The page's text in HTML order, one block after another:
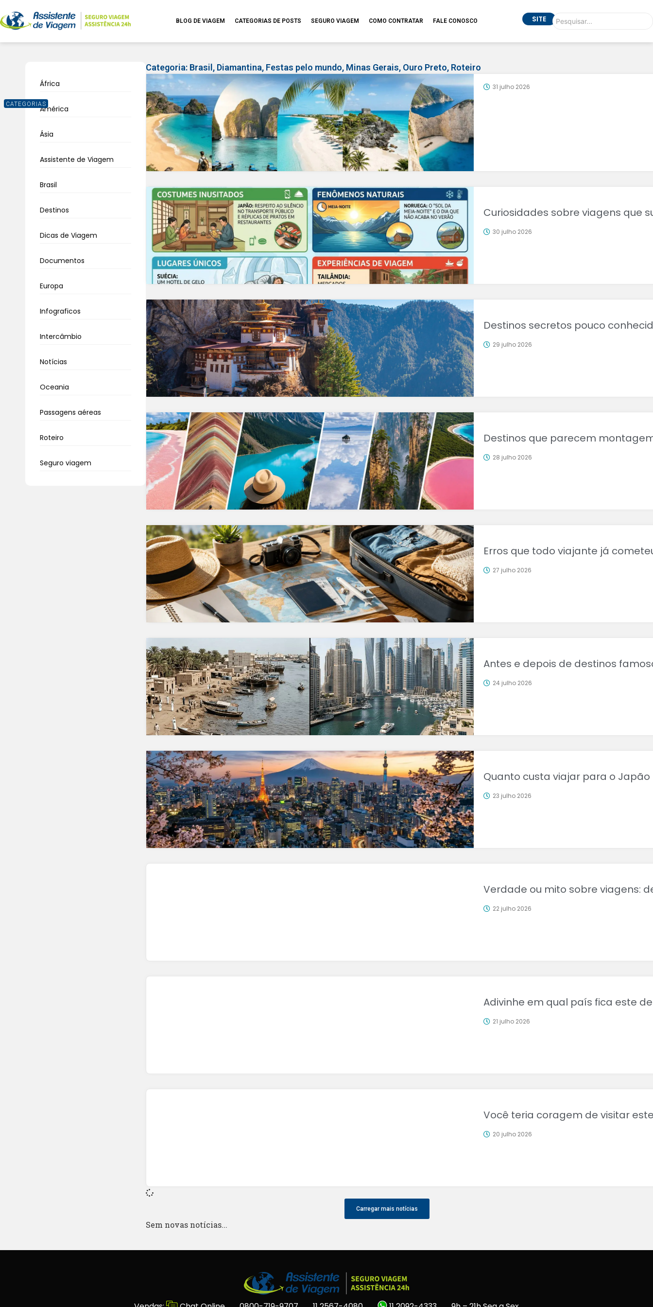
BLOG DE VIAGEM CATEGORIAS DE POSTS SEGURO VIAGEM COMO CONTRATAR FALE CONOSCO SITE
CATEGORIAS
África
América
Ásia
Assistente de Viagem
Brasil
Destinos
Dicas de Viagem
Documentos
Europa
Infograficos
Intercâmbio
Notícias
Oceania
Passagens aéreas
Roteiro
Seguro viagem
Categoria: Brasil, Diamantina, Festas pelo mundo, Minas Gerais, Ouro Preto, Roteiro
31 julho 2026
Curiosidades sobre viagens que
30 julho 2026
Destinos secretos pouco
29 julho 2026
Destinos que parecem
28 julho 2026
Erros que todo viajante já
27 julho 2026
Antes e depois de destinos
24 julho 2026
Quanto custa viajar para o Japão
23 julho 2026
Verdade ou mito sobre viagens:
22 julho 2026
Adivinhe em qual país fica este
21 julho 2026
Você teria coragem de visitar
20 julho 2026
Carregar mais notícias
Sem novas notícias...